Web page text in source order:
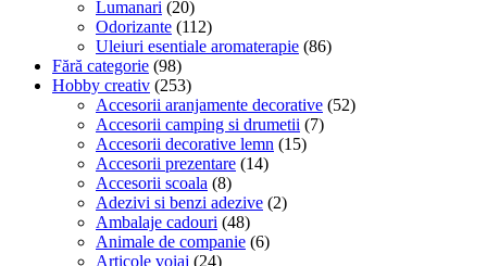
Lumanari (20)
Odorizante (112)
Uleiuri esentiale aromaterapie (86)
Fără categorie (98)
Hobby creativ (253)
Accesorii aranjamente decorative (52)
Accesorii camping si drumetii (7)
Accesorii decorative lemn (15)
Accesorii prezentare (14)
Accesorii scoala (8)
Adezivi si benzi adezive (2)
Ambalaje cadouri (48)
Animale de companie (6)
Articole voiaj (24)